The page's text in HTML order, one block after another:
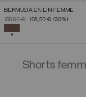
BERMUDA EN LIN FEMME
PRIX RÉDUIT DE
155,00 €À108,50 € (30%)
Shorts